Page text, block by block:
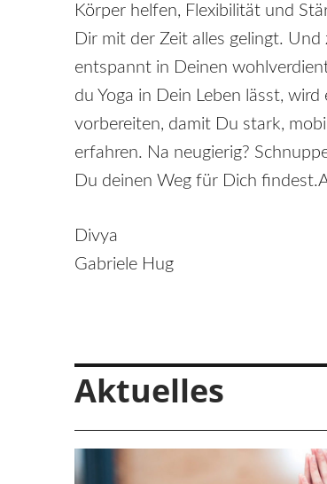
Körper helfen, Flexibilität und
Dir mit der Zeit alles gelingt.
entspannt in Deinen
du Yoga in Dein Leben lässt,
vorbereiten, damit Du stark,
erfahren. Na neugierig?
Du deinen Weg für Dich
Divya
Gabriele Hug
Aktuelles